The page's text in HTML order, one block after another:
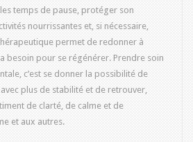
temps de pause, protéger son
nourrissantes et, si nécessaire,
permet de redonner à
a besoin pour se régénérer. Prendre soin
c’est se donner la possibilité de
plus de stabilité et de retrouver,
de clarté, de calme et de
et aux autres.